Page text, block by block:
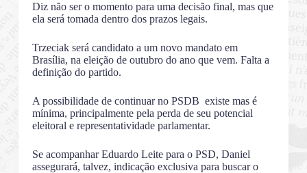
Diz não ser o momento para uma decisão final, mas que
ela será tomada dentro dos prazos legais.
Trzeciak será candidato a um novo mandato em
Brasília, na eleição de outubro do ano que vem. Falta a
definição do partido.
A possibilidade de continuar no PSDB existe mas é
mínima, principalmente pela perda de seu potencial
eleitoral e representatividade parlamentar.
Se acompanhar Eduardo Leite para o PSD, Daniel
assegurará, talvez, indicação exclusiva para buscar o